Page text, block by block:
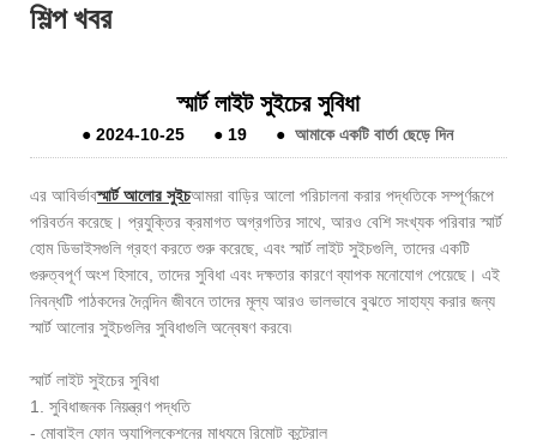
শিল্প খবর
স্মার্ট লাইট সুইচের সুবিধা
●2024-10-25 ●19 ● আমাকে একটি বার্তা ছেড়ে দিন
এর আবির্ভাবস্মার্ট আলোর সুইচআমরা বাড়ির আলো পরিচালনা করার পদ্ধতিকে সম্পূর্ণরূপে
পরিবর্তন করেছে। প্রযুক্তির ক্রমাগত অগ্রগতির সাথে, আরও বেশি সংখ্যক পরিবার স্মার্ট
হোম ডিভাইসগুলি গ্রহণ করতে শুরু করেছে, এবং স্মার্ট লাইট সুইচগুলি, তাদের একটি
গুরুত্বপূর্ণ অংশ হিসাবে, তাদের সুবিধা এবং দক্ষতার কারণে ব্যাপক মনোযোগ পেয়েছে। এই
নিবন্ধটি পাঠকদের দৈনন্দিন জীবনে তাদের মূল্য আরও ভালভাবে বুঝতে সাহায্য করার জন্য
স্মার্ট আলোর সুইচগুলির সুবিধাগুলি অন্বেষণ করবে৷
স্মার্ট লাইট সুইচের সুবিধা
1. সুবিধাজনক নিয়ন্ত্রণ পদ্ধতি
- মোবাইল ফোন অ্যাপ্লিকেশনের মাধ্যমে রিমোট কন্ট্রোল